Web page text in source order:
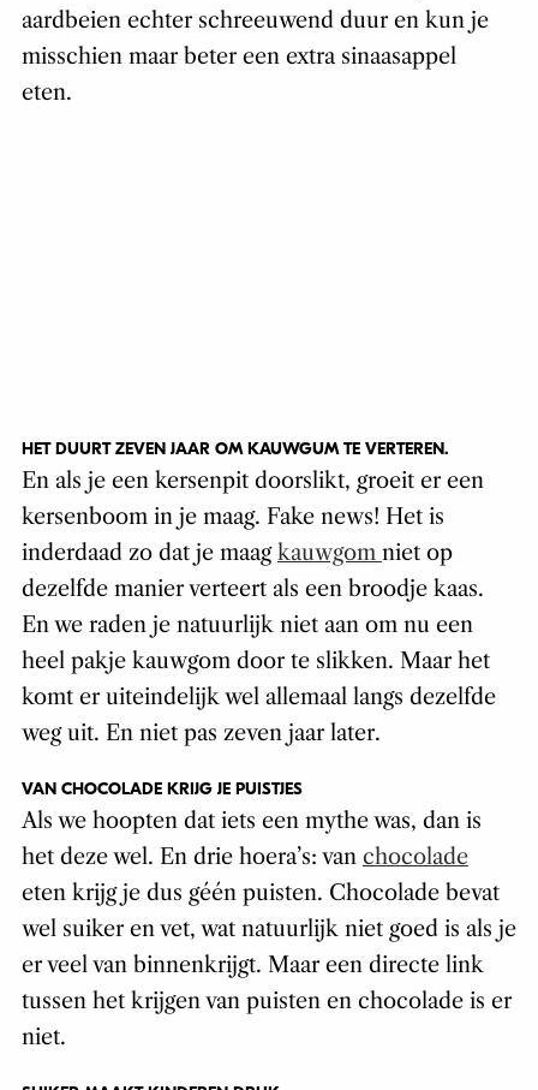
aardbeien echter schreeuwend duur en kun je
misschien maar beter een extra sinaasappel
eten.
HET DUURT ZEVEN JAAR OM KAUWGUM TE VERTEREN.
En als je een kersenpit doorslikt, groeit er een
kersenboom in je maag. Fake news! Het is
inderdaad zo dat je maagkauwgom niet op
dezelfde manier verteert als een broodje kaas.
En we raden je natuurlijk niet aan om nu een
heel pakje kauwgom door te slikken. Maar het
komt er uiteindelijk wel allemaal langs dezelfde
weg uit. En niet pas zeven jaar later.
VAN CHOCOLADE KRIJG JE PUISTJES
Als we hoopten dat iets een mythe was, dan is
het deze wel. En drie hoera’s: van chocolade
eten krijg je dus géén puisten. Chocolade bevat
wel suiker en vet, wat natuurlijk niet goed is als je
er veel van binnenkrijgt. Maar een directe link
tussen het krijgen van puisten en chocolade is er
niet.